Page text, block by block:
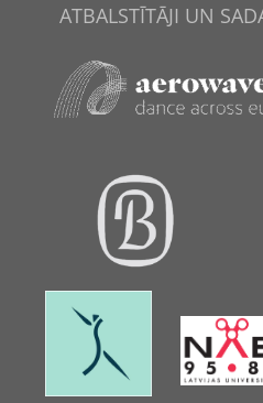
ATBALSTĪTĀJI UN